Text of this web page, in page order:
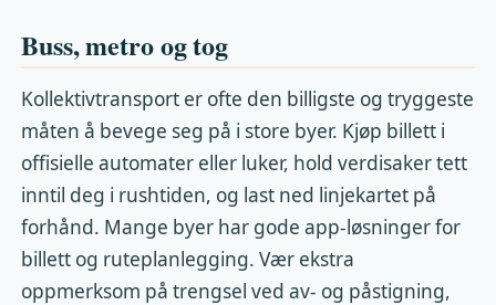
Buss, metro og tog
Kollektivtransport er ofte den billigste og tryggeste
måten å bevege seg på i store byer. Kjøp billett i
offisielle automater eller luker, hold verdisaker tett
inntil deg i rushtiden, og last ned linjekartet på
forhånd. Mange byer har gode app-løsninger for
billett og ruteplanlegging. Vær ekstra
oppmerksom på trengsel ved av- og påstigning,